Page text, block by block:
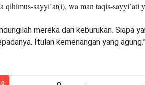
qihimus-sayyi’āt(i), wa man taqis-
mereka dari keburukan. Siapa
Itulah kemenangan yang